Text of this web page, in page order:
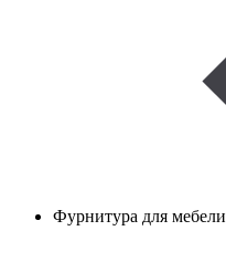
Фурнитура для мебели